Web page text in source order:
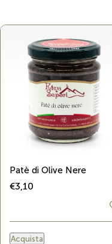
Patè di Olive Nere
€3,10
Acquista